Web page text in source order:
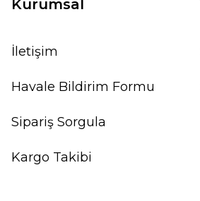
Kurumsal
İletişim
Havale Bildirim Formu
Sipariş Sorgula
Kargo Takibi